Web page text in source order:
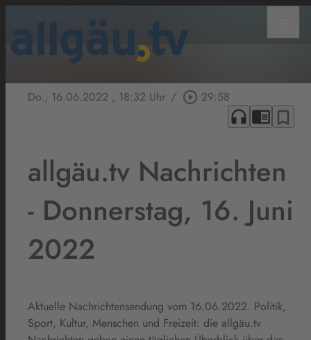
Do., 16.06.2022 , 18:32 Uhr / play_circle_outline 29:58
headphones chrome_reader_mode bookmark_border
allgäu.tv Nachrichten
- Donnerstag, 16. Juni
2022
Aktuelle Nachrichtensendung vom 16.06.2022. Politik,
Sport, Kultur, Menschen und Freizeit: die allgäu.tv